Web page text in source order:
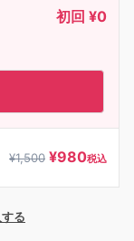
初回 ¥0
¥1,500 ¥980税込
る